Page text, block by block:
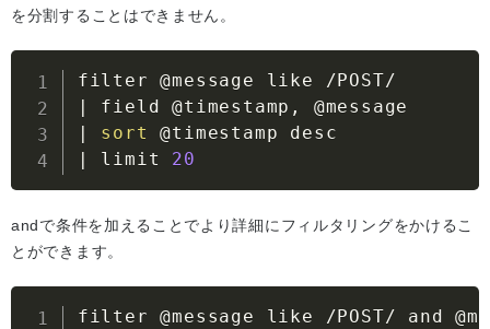
を分割することはできません。
|
|
sort
|
limit 20
andで条件を加えることでより詳細にフィルタリングをかけるこ
とができます。
filter @message like /POST/ and